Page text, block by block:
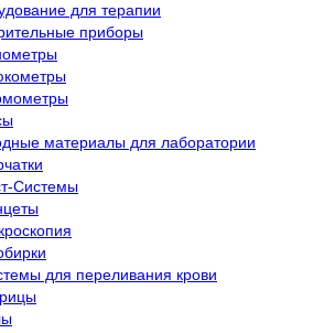
для терапии
приборы
материалы для лаборатории
Системы
для переливания крови